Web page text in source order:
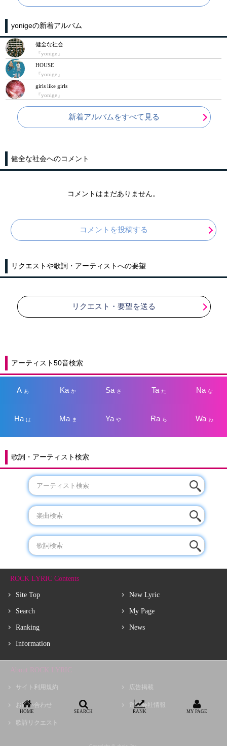
yonigeの新着アルバム
健全な社会
『yonige』
HOUSE
『yonige』
girls like girls
『yonige』
新着アルバムをすべて見る
健全な社会へのコメント
コメントはまだありません。
コメントを投稿する
リクエストや歌詞・アーティストへの要望
リクエスト・要望を送る
アーティスト50音検索
A あ Kaか Sa さ Taた Na な
Haは Ma ま Yaや Ra ら Wa わ
歌詞・アーティスト検索
ROCK LYRIC Contents
Site Top
Search
Ranking
Information
New Lyric
My Page
News
About ROCK LYRIC
サイト利用規約
お問い合わせ
歌詩リクエスト
広告掲載
運営会社情報
HOME SEARCH RANK MY PAGE